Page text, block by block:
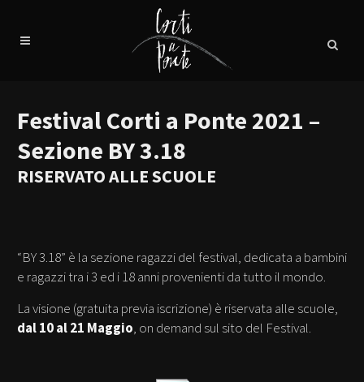
Festival Corti a Ponte 2021 –
Sezione BY 3.18
RISERVATO ALLE SCUOLE
“BY 3.18” è la sezione ragazzi del festival, dedicata a bambini
e ragazzi tra i 3 ed i 18 anni provenienti da tutto il mondo.
La visione (gratuita previa iscrizione) è riservata alle scuole,
dal 10 al 21 Maggio, on demand sul sito del Festival.